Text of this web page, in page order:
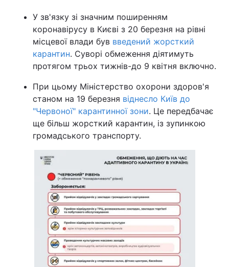
У зв'язку зі значним поширенням
коронавірусу в Києві з 20 березня на рівні
місцевої влади був введений жорсткий
карантин. Суворі обмеження діятимуть
протягом трьох тижнів-до 9 квітня включно.
При цьому Міністерство охорони здоров'я
станом на 19 березня віднесло Київ до
"Червоної" карантинної зони. Це передбачає
ще більш жорсткий карантин, із зупинкою
громадського транспорту.